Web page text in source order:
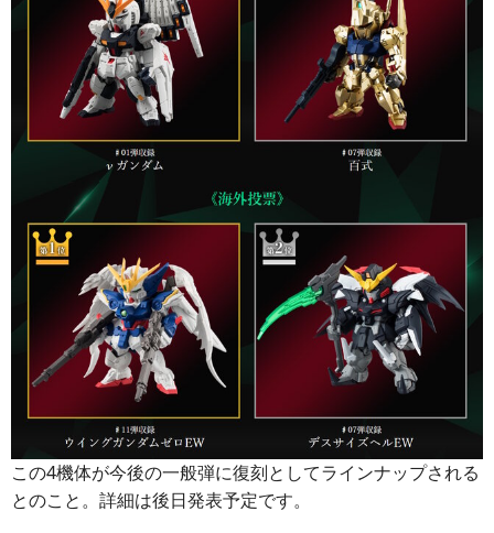
この4機体が今後の一般弾に復刻としてラインナップされる
とのこと。詳細は後日発表予定です。